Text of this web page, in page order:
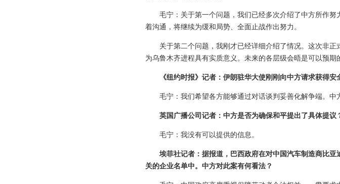
毛宁：关于第一个问题，我们已经多次介绍了中方所作
着沟通，将继续为缓和局势、全面止战作出努力。
关于第二个问题，我刚才已经详细介绍了情况。这次非
为乌鲁木齐进程具有实质意义。未来的各层级会晤是可以预期
《纽约时报》记者：伊朗驻华大使刚刚向中方请求获得
毛宁：我们希望各方能够通过对话谈判妥善化解争端。
英国广播公司记者：中方是否为确保和平提出了具体提
毛宁：我没有可以提供的信息。
埃菲社记者：据报道，巴西政府在对中国汽车制造商比
关的企业名单中。中方对此案有何看法？